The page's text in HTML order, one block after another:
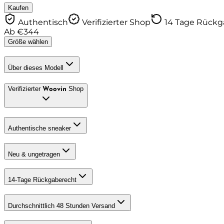
Kaufen
Authentisch Verifizierter Shop
14 Tage
Ab €344
Größe wählen
Über dieses Modell
Verifizierter Woovin Shop
Authentische sneaker
Neu & ungetragen
14-Tage Rückgaberecht
Durchschnittlich 48 Stunden Versand